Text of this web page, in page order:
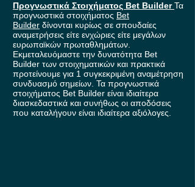
Προγνωστικά Στοιχήματος Bet BuilderΤα
προγνωστικά στοιχήματος Bet
Builder δίνονται κυρίως σε σπουδαίες
αναμετρήσεις είτε ενχώριες είτε μεγάλων
ευρωπαϊκών πρωταθλημάτων.
Εκμεταλευόμαστε την δυνατότητα Bet
Builder των στοιχηματικών και πρακτικά
προτείνουμε για 1 συγκεκριμένη αναμέτρηση
συνδυασμό σημείων. Τα προγνωστικά
στοιχήματος Bet Builder είναι ιδιαίτερα
διασκεδαστικά και συνήθως οι αποδόσεις
που καταλήγουν είναι ιδιαίτερα αξιόλογες.